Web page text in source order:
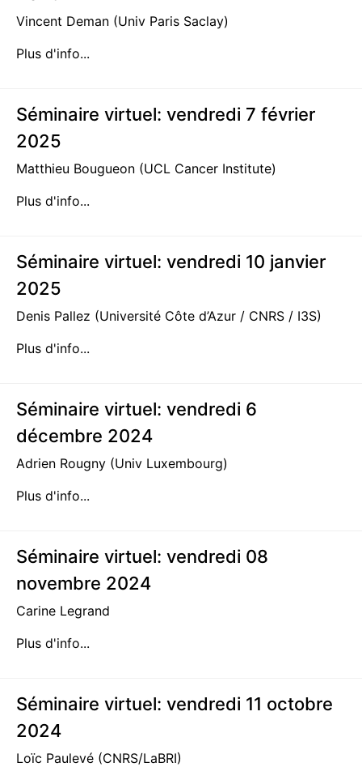
Vincent Deman (Univ Paris Saclay)
Plus d'info...
Séminaire virtuel: vendredi 7 février
2025
Matthieu Bougueon (UCL Cancer Institute)
Plus d'info...
Séminaire virtuel: vendredi 10 janvier
2025
Denis Pallez (Université Côte d’Azur / CNRS / I3S)
Plus d'info...
Séminaire virtuel: vendredi 6
décembre 2024
Adrien Rougny (Univ Luxembourg)
Plus d'info...
Séminaire virtuel: vendredi 08
novembre 2024
Carine Legrand
Plus d'info...
Séminaire virtuel: vendredi 11 octobre
2024
Loïc Paulevé (CNRS/LaBRI)